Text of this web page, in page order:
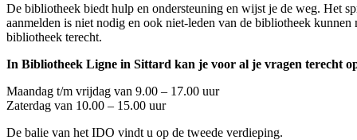
De bibliotheek biedt hulp en ondersteuning en wijst je de weg. Het
aanmelden is niet nodig en ook niet-leden van de bibliotheek kunnen
bibliotheek terecht.
In Bibliotheek Ligne in Sittard kan je voor al je vragen terecht
Maandag t/m vrijdag van 9.00 – 17.00 uur
Zaterdag van 10.00 – 15.00 uur
De balie van het IDO vindt u op de tweede verdieping.